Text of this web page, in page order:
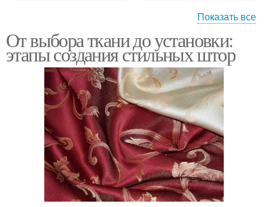
Ткань для штор Шторы под интерьер
Подхваты для штор
Показать все
От выбора ткани до установки:
этапы создания стильных штор